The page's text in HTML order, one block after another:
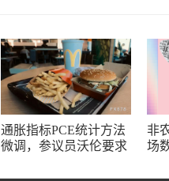
通胀指标PCE统计方法
微调，参议员沃伦要求
非
场